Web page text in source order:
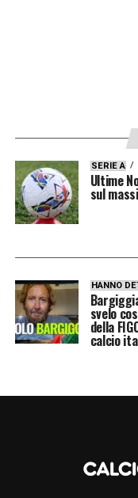
SERIE A
Ultime
sul
HANNO
svelo
della
calcio